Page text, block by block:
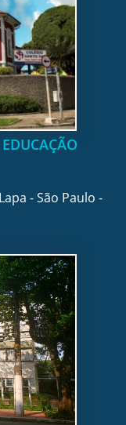
- São Paulo -